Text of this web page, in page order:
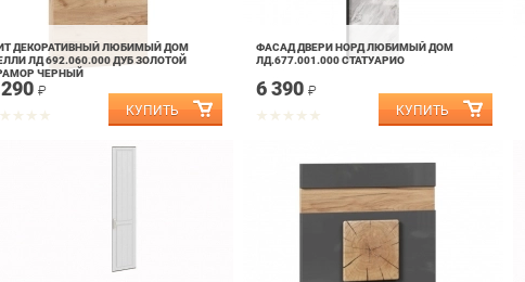
ДЕКОРАТИВНЫЙ ЛЮБИМЫЙ ДОМ
ЛД 692.060.000 ДУБ ЗОЛОТОЙ
ЧЕРНЫЙ
₽
ФАСАД ДВЕРИ НОРД ЛЮБИМЫЙ ДОМ
ЛД.677.001.000 СТАТУАРИО
6 390 ₽